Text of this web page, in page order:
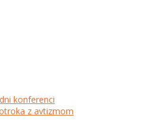
konferenci
z avtizmom